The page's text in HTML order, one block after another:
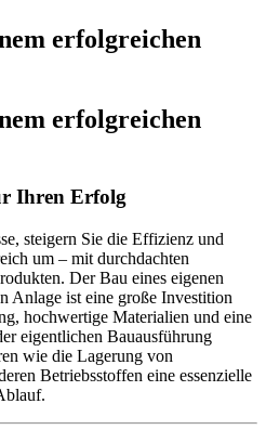
erfolgreichen
erfolgreichen
Ihren Erfolg
steigern Sie die Effizienz und
um – mit durchdachten
Der Bau eines eigenen
Anlage ist eine große Investition
hochwertige Materialien und eine
eigentlichen Bauausführung
wie die Lagerung von
Betriebsstoffen eine essenzielle